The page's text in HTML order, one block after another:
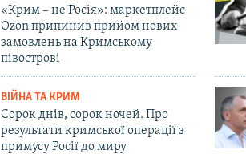
«Крим – не Росія»: маркетплейс
Ozon припинив прийом нових
замовлень на Кримському
півострові
ВІЙНА ТА КРИМ
Сорок днів, сорок ночей. Про
результати кримської операції з
примусу Росії до миру